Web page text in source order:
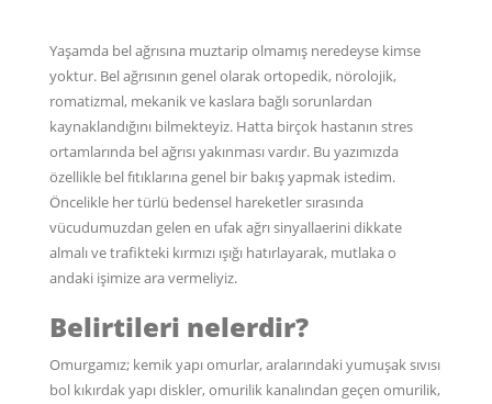
Yaşamda bel ağrısına muztarip olmamış neredeyse kimse
yoktur. Bel ağrısının genel olarak ortopedik, nörolojik,
romatizmal, mekanik ve kaslara bağlı sorunlardan
kaynaklandığını bilmekteyiz. Hatta birçok hastanın stres
ortamlarında bel ağrısı yakınması vardır. Bu yazımızda
özellikle bel fıtıklarına genel bir bakış yapmak istedim.
Öncelikle her türlü bedensel hareketler sırasında
vücudumuzdan gelen en ufak ağrı sinyallaerini dikkate
almalı ve trafikteki kırmızı ışığı hatırlayarak, mutlaka o
andaki işimize ara vermeliyiz.
Belirtileri nelerdir?
Omurgamız; kemik yapı omurlar, aralarındaki yumuşak sıvısı
bol kıkırdak yapı diskler, omurilik kanalından geçen omurilik,